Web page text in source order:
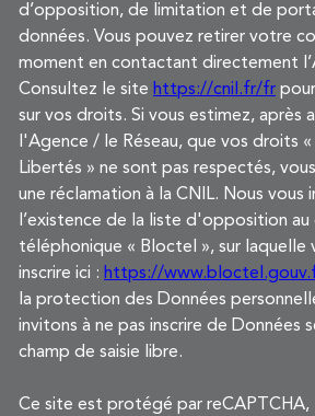
d’opposition, de limitation et de
données. Vous pouvez retirer votre
moment en contactant directement
Consultez le site https://cnil.fr/fr
sur vos droits. Si vous estimez, après
l'Agence / le Réseau, que vos droits
Libertés » ne sont pas respectés,
une réclamation à la CNIL. Nous vous
l’existence de la liste d'opposition au
téléphonique « Bloctel », sur laquelle
inscrire ici : https://
la protection des Données
invitons à ne pas inscrire de Données
champ de saisie libre.
Ce site est protégé par reCAPTCHA,